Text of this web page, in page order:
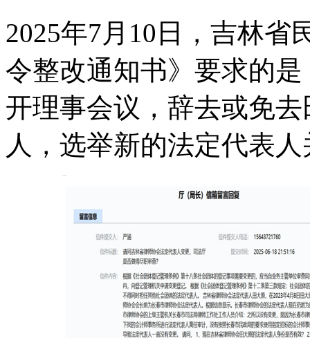
2025年7月10日，吉林省
令整改通知书》要求的
开理事会议，辞去或免
人，选举新的法定代表